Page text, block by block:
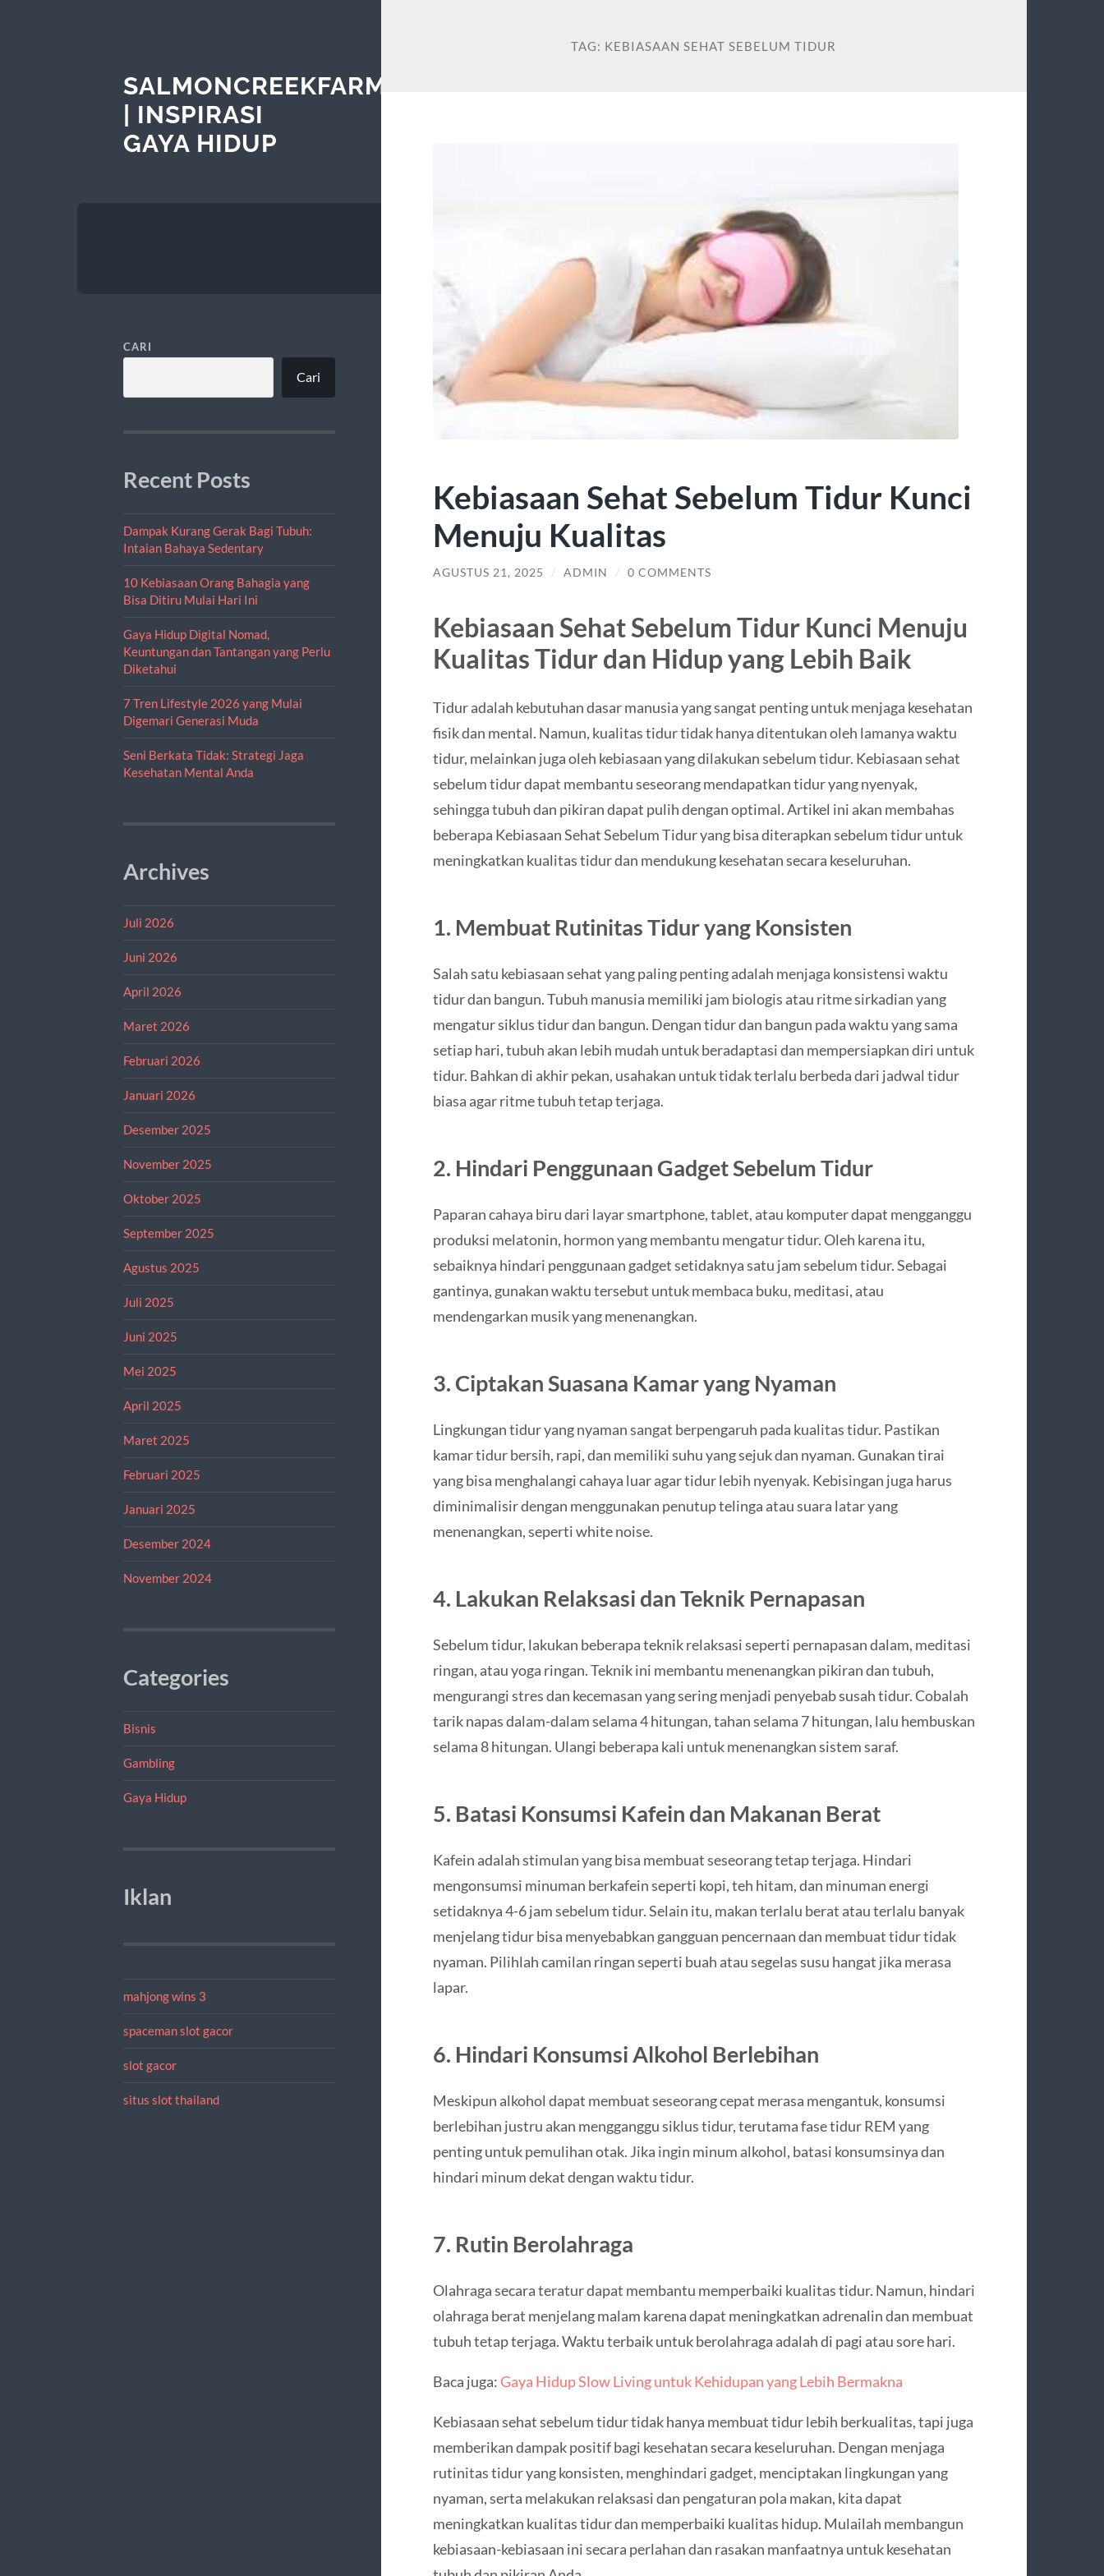
SALMONCREEKFARMS
| INSPIRASI
GAYA HIDUP
CARI
Cari
Recent Posts
Dampak Kurang Gerak Bagi Tubuh:
Intaian Bahaya Sedentary
10 Kebiasaan Orang Bahagia yang
Bisa Ditiru Mulai Hari Ini
Gaya Hidup Digital Nomad,
Keuntungan dan Tantangan yang Perlu
Diketahui
7 Tren Lifestyle 2026 yang Mulai
Digemari Generasi Muda
Seni Berkata Tidak: Strategi Jaga
Kesehatan Mental Anda
Archives
Juli 2026
Juni 2026
April 2026
Maret 2026
Februari 2026
Januari 2026
Desember 2025
November 2025
Oktober 2025
September 2025
Agustus 2025
Juli 2025
Juni 2025
Mei 2025
April 2025
Maret 2025
Februari 2025
Januari 2025
Desember 2024
November 2024
Categories
Bisnis
Gambling
Gaya Hidup
Iklan
mahjong wins 3
spaceman slot gacor
slot gacor
situs slot thailand
TAG: KEBIASAAN SEHAT SEBELUM TIDUR
Kebiasaan Sehat Sebelum Tidur Kunci
Menuju Kualitas
AGUSTUS 21, 2025 / ADMIN / 0 COMMENTS
Kebiasaan Sehat Sebelum Tidur Kunci Menuju
Kualitas Tidur dan Hidup yang Lebih Baik
Tidur adalah kebutuhan dasar manusia yang sangat penting untuk menjaga kesehatan
fisik dan mental. Namun, kualitas tidur tidak hanya ditentukan oleh lamanya waktu
tidur, melainkan juga oleh kebiasaan yang dilakukan sebelum tidur. Kebiasaan sehat
sebelum tidur dapat membantu seseorang mendapatkan tidur yang nyenyak,
sehingga tubuh dan pikiran dapat pulih dengan optimal. Artikel ini akan membahas
beberapa Kebiasaan Sehat Sebelum Tidur yang bisa diterapkan sebelum tidur untuk
meningkatkan kualitas tidur dan mendukung kesehatan secara keseluruhan.
1. Membuat Rutinitas Tidur yang Konsisten
Salah satu kebiasaan sehat yang paling penting adalah menjaga konsistensi waktu
tidur dan bangun. Tubuh manusia memiliki jam biologis atau ritme sirkadian yang
mengatur siklus tidur dan bangun. Dengan tidur dan bangun pada waktu yang sama
setiap hari, tubuh akan lebih mudah untuk beradaptasi dan mempersiapkan diri untuk
tidur. Bahkan di akhir pekan, usahakan untuk tidak terlalu berbeda dari jadwal tidur
biasa agar ritme tubuh tetap terjaga.
2. Hindari Penggunaan Gadget Sebelum Tidur
Paparan cahaya biru dari layar smartphone, tablet, atau komputer dapat mengganggu
produksi melatonin, hormon yang membantu mengatur tidur. Oleh karena itu,
sebaiknya hindari penggunaan gadget setidaknya satu jam sebelum tidur. Sebagai
gantinya, gunakan waktu tersebut untuk membaca buku, meditasi, atau
mendengarkan musik yang menenangkan.
3. Ciptakan Suasana Kamar yang Nyaman
Lingkungan tidur yang nyaman sangat berpengaruh pada kualitas tidur. Pastikan
kamar tidur bersih, rapi, dan memiliki suhu yang sejuk dan nyaman. Gunakan tirai
yang bisa menghalangi cahaya luar agar tidur lebih nyenyak. Kebisingan juga harus
diminimalisir dengan menggunakan penutup telinga atau suara latar yang
menenangkan, seperti white noise.
4. Lakukan Relaksasi dan Teknik Pernapasan
Sebelum tidur, lakukan beberapa teknik relaksasi seperti pernapasan dalam, meditasi
ringan, atau yoga ringan. Teknik ini membantu menenangkan pikiran dan tubuh,
mengurangi stres dan kecemasan yang sering menjadi penyebab susah tidur. Cobalah
tarik napas dalam-dalam selama 4 hitungan, tahan selama 7 hitungan, lalu hembuskan
selama 8 hitungan. Ulangi beberapa kali untuk menenangkan sistem saraf.
5. Batasi Konsumsi Kafein dan Makanan Berat
Kafein adalah stimulan yang bisa membuat seseorang tetap terjaga. Hindari
mengonsumsi minuman berkafein seperti kopi, teh hitam, dan minuman energi
setidaknya 4-6 jam sebelum tidur. Selain itu, makan terlalu berat atau terlalu banyak
menjelang tidur bisa menyebabkan gangguan pencernaan dan membuat tidur tidak
nyaman. Pilihlah camilan ringan seperti buah atau segelas susu hangat jika merasa
lapar.
6. Hindari Konsumsi Alkohol Berlebihan
Meskipun alkohol dapat membuat seseorang cepat merasa mengantuk, konsumsi
berlebihan justru akan mengganggu siklus tidur, terutama fase tidur REM yang
penting untuk pemulihan otak. Jika ingin minum alkohol, batasi konsumsinya dan
hindari minum dekat dengan waktu tidur.
7. Rutin Berolahraga
Olahraga secara teratur dapat membantu memperbaiki kualitas tidur. Namun, hindari
olahraga berat menjelang malam karena dapat meningkatkan adrenalin dan membuat
tubuh tetap terjaga. Waktu terbaik untuk berolahraga adalah di pagi atau sore hari.
Baca juga:Gaya Hidup Slow Living untuk Kehidupan yang Lebih Bermakna
Kebiasaan sehat sebelum tidur tidak hanya membuat tidur lebih berkualitas, tapi juga
memberikan dampak positif bagi kesehatan secara keseluruhan. Dengan menjaga
rutinitas tidur yang konsisten, menghindari gadget, menciptakan lingkungan yang
nyaman, serta melakukan relaksasi dan pengaturan pola makan, kita dapat
meningkatkan kualitas tidur dan memperbaiki kualitas hidup. Mulailah membangun
kebiasaan-kebiasaan ini secara perlahan dan rasakan manfaatnya untuk kesehatan